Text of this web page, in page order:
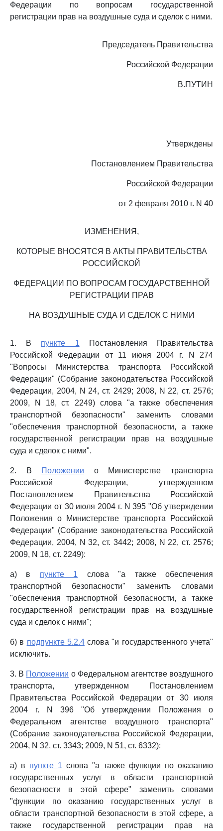
Федерации по вопросам государственной
регистрации прав на воздушные суда и сделок с ними.
Председатель Правительства
Российской Федерации
В.ПУТИН
Утверждены
Постановлением Правительства
Российской Федерации
от 2 февраля 2010 г. N 40
ИЗМЕНЕНИЯ,
КОТОРЫЕ ВНОСЯТСЯ В АКТЫ ПРАВИТЕЛЬСТВА
РОССИЙСКОЙ
ФЕДЕРАЦИИ ПО ВОПРОСАМ ГОСУДАРСТВЕННОЙ
РЕГИСТРАЦИИ ПРАВ
НА ВОЗДУШНЫЕ СУДА И СДЕЛОК С НИМИ
1. В пункте 1 Постановления Правительства
Российской Федерации от 11 июня 2004 г. N 274
"Вопросы Министерства транспорта Российской
Федерации" (Собрание законодательства Российской
Федерации, 2004, N 24, ст. 2429; 2008, N 22, ст. 2576;
2009, N 18, ст. 2249) слова "а также обеспечения
транспортной безопасности" заменить словами
"обеспечения транспортной безопасности, а также
государственной регистрации прав на воздушные
суда и сделок с ними".
2. В Положении о Министерстве транспорта
Российской Федерации, утвержденном
Постановлением Правительства Российской
Федерации от 30 июля 2004 г. N 395 "Об утверждении
Положения о Министерстве транспорта Российской
Федерации" (Собрание законодательства Российской
Федерации, 2004, N 32, ст. 3442; 2008, N 22, ст. 2576;
2009, N 18, ст. 2249):
а) в пункте 1 слова "а также обеспечения
транспортной безопасности" заменить словами
"обеспечения транспортной безопасности, а также
государственной регистрации прав на воздушные
суда и сделок с ними";
б) в подпункте 5.2.4слова "и государственного учета"
исключить.
3. В Положении о Федеральном агентстве воздушного
транспорта, утвержденном Постановлением
Правительства Российской Федерации от 30 июля
2004 г. N 396 "Об утверждении Положения о
Федеральном агентстве воздушного транспорта"
(Собрание законодательства Российской Федерации,
2004, N 32, ст. 3343; 2009, N 51, ст. 6332):
а) в пункте 1 слова "а также функции по оказанию
государственных услуг в области транспортной
безопасности в этой сфере" заменить словами
"функции по оказанию государственных услуг в
области транспортной безопасности в этой сфере, а
также государственной регистрации прав на